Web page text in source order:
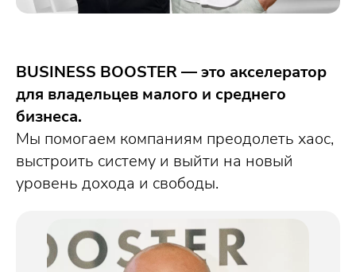
BUSINESS BOOSTER — это акселератор
для владельцев малого и среднего
бизнеса.
Мы помогаем компаниям преодолеть хаос,
выстроить систему и выйти на новый
уровень дохода и свободы.